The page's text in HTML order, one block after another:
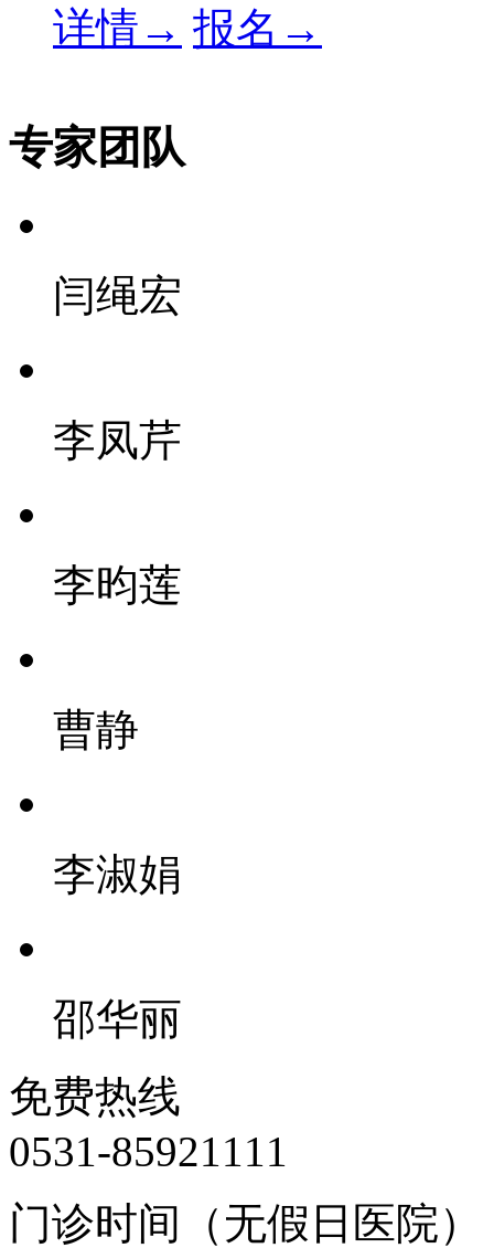
详情→ 报名→
专家团队
闫绳宏
李凤芹
李昀莲
曹静
李淑娟
邵华丽
免费热线
0531-85921111
门诊时间（无假日医院）